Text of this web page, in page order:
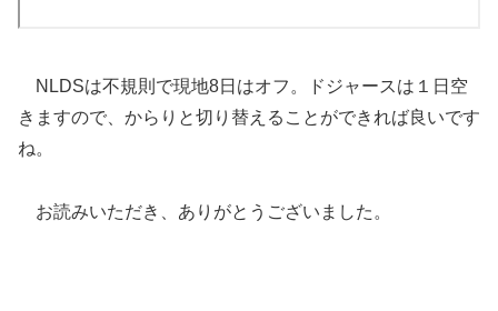
NLDSは不規則で現地8日はオフ。ドジャースは１日空
きますので、からりと切り替えることができれば良いです
ね。
お読みいただき、ありがとうございました。